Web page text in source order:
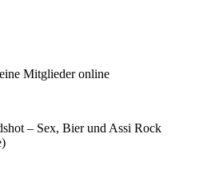
Mitglieder online
– Sex, Bier und Assi Rock